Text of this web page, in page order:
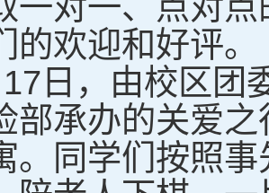
的欢迎和好评。
，由校区团
部承办的关爱
。同学们按照